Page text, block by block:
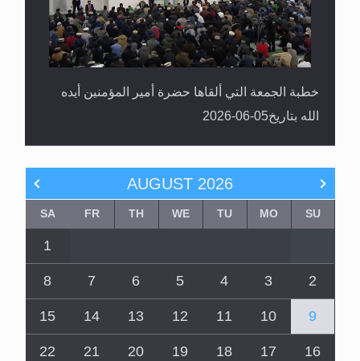
خطبة الجمعة التي ألقاها حضرة أمير المؤمنين أيده
الله بتاريخ05-06-2026
AUGUST 2026
SU
MO
TU
WE
TH
FR
SA
1
2
3
4
5
6
7
8
9
10
11
12
13
14
15
16
17
18
19
20
21
22